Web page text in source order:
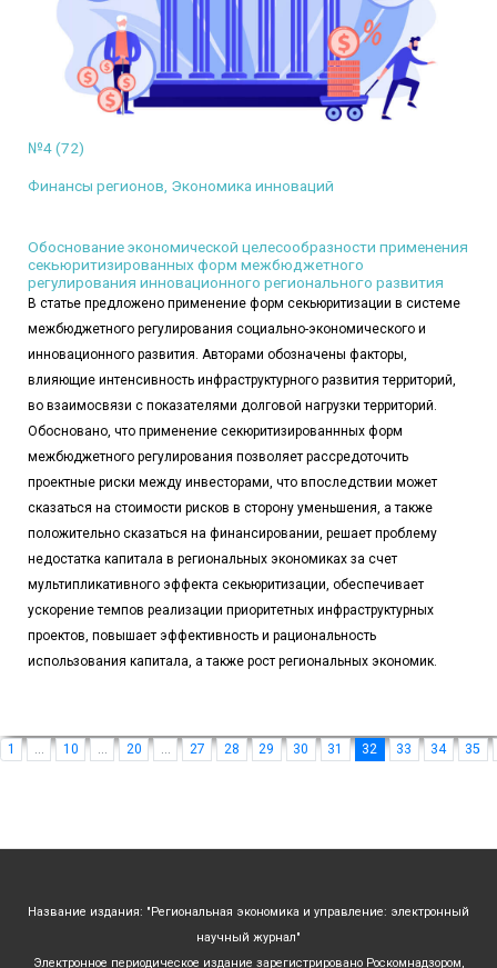
№4 (72)
Финансы регионов, Экономика инноваций
Обоснование экономической целесообразности применения
секьюритизированных форм межбюджетного
регулирования инновационного регионального развития
В статье предложено применение форм секьюритизации в системе
межбюджетного регулирования социально-экономического и
инновационного развития. Авторами обозначены факторы,
влияющие интенсивность инфраструктурного развития территорий,
во взаимосвязи с показателями долговой нагрузки территорий.
Обосновано, что применение секюритизированнных форм
межбюджетного регулирования позволяет рассредоточить
проектные риски между инвесторами, что впоследствии может
сказаться на стоимости рисков в сторону уменьшения, а также
положительно сказаться на финансировании, решает проблему
недостатка капитала в региональных экономиках за счет
мультипликативного эффекта секьюритизации, обеспечивает
ускорение темпов реализации приоритетных инфраструктурных
проектов, повышает эффективность и рациональность
использования капитала, а также рост региональных экономик.
1 ... 10 ... 20 ... 27 28 29 30 31 32 33 34 35
Название издания: "Региональная экономика и управление: электронный
научный журнал"
Электронное периодическое издание зарегистрировано Роскомнадзором,